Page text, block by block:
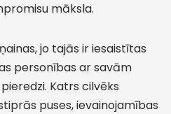
māksla.
jo tajās ir iesaistītas
personības ar savām
Katrs cilvēks
puses, ievainojamības